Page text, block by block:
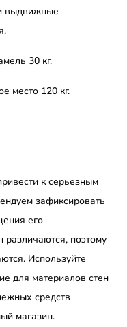
выдвижные
30 кг.
место 120 кг.
к серьезным
зафиксировать
его
поэтому
Используйте
для материалов стен
средств
магазин.